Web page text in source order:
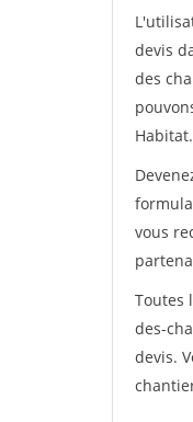
devis
des
Habitat.
vous
Toutes
des-
devis.